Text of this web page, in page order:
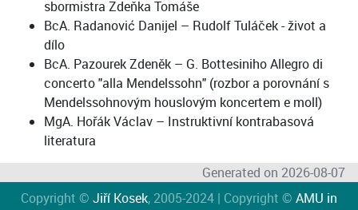
sbormistra Zdeňka Tomáše
BcA. Radanović Danijel – Rudolf Tuláček - život a
dílo
BcA. Pazourek Zdeněk – G. Bottesiniho Allegro di
concerto "alla Mendelssohn" (rozbor a porovnání s
Mendelssohnovým houslovým koncertem e moll)
MgA. Hořák Václav – Instruktivní kontrabasová
literatura
Generated on 2026-08-07
Copyright © Jiří Kosek, 2005-2024 | Copyright © AMU in